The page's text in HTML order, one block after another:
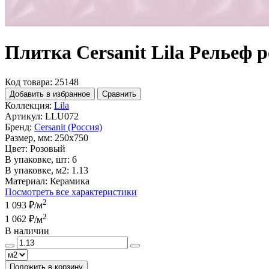
Плитка Cersanit Lila Рельеф
Код товара: 25148
Добавить в избранное Сравнить
Коллекция: Lila
Артикул: LLU072
Бренд: Cersanit (Россия)
Размер, мм: 250x750
Цвет: Розовый
В упаковке, шт: 6
В упаковке, м2: 1.13
Материал: Керамика
Посмотреть все характеристики
1 093 ₽/м2
1 062 ₽/м2
В наличии
Положить в корзину